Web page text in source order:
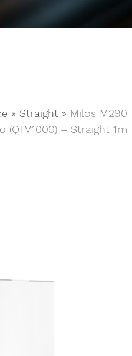
» Straight » Milos M290
(QTV1000) – Straight 1m